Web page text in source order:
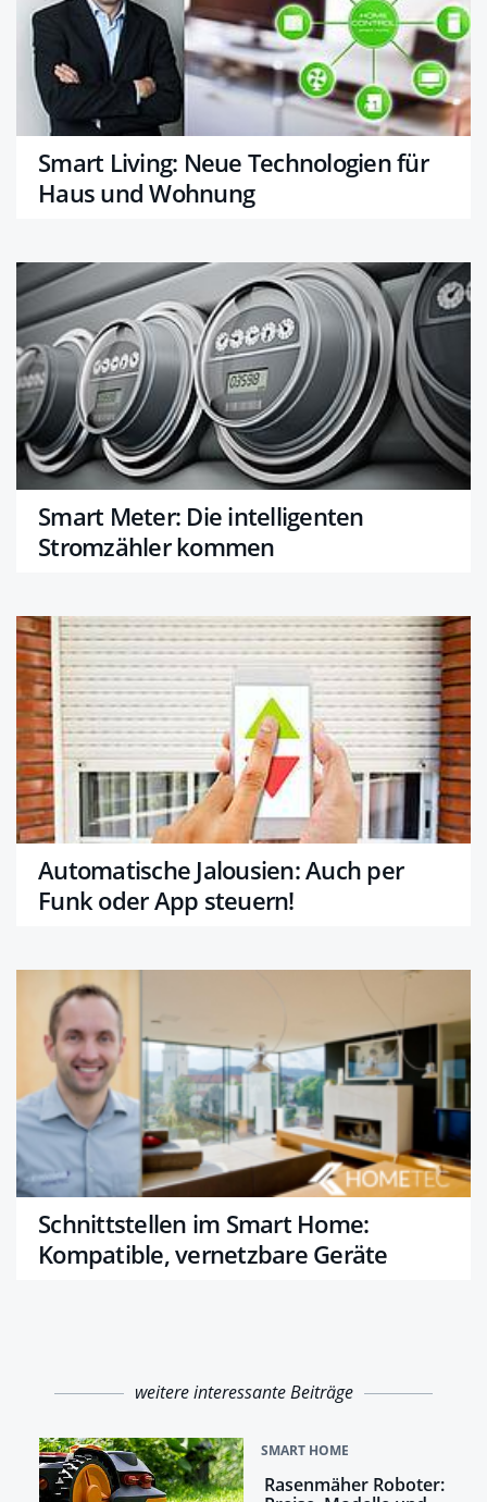
Smart Living: Neue Technologien für
Haus und Wohnung
Smart Meter: Die intelligenten
Stromzähler kommen
Automatische Jalousien: Auch per
Funk oder App steuern!
Schnittstellen im Smart Home:
Kompatible, vernetzbare Geräte
weitere interessante Beiträge
SMART HOME
Rasenmäher Roboter: